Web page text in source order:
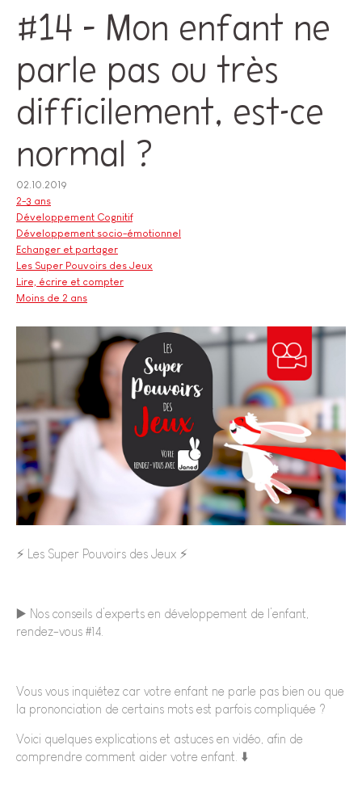
#14 – Mon enfant ne
parle pas ou très
difficilement, est-ce
normal ?
02.10.2019
2-3 ans
Développement Cognitif
Développement socio-émotionnel
Echanger et partager
Les Super Pouvoirs des Jeux
Lire, écrire et compter
Moins de 2 ans
⚡️ Les Super Pouvoirs des Jeux ⚡️
▶️ Nos conseils d’experts en développement de l’enfant,
rendez-vous #14.
Vous vous inquiétez car votre enfant ne parle pas bien ou que
la prononciation de certains mots est parfois compliquée ?
Voici quelques explications et astuces en vidéo, afin de
comprendre comment aider votre enfant. ⬇️